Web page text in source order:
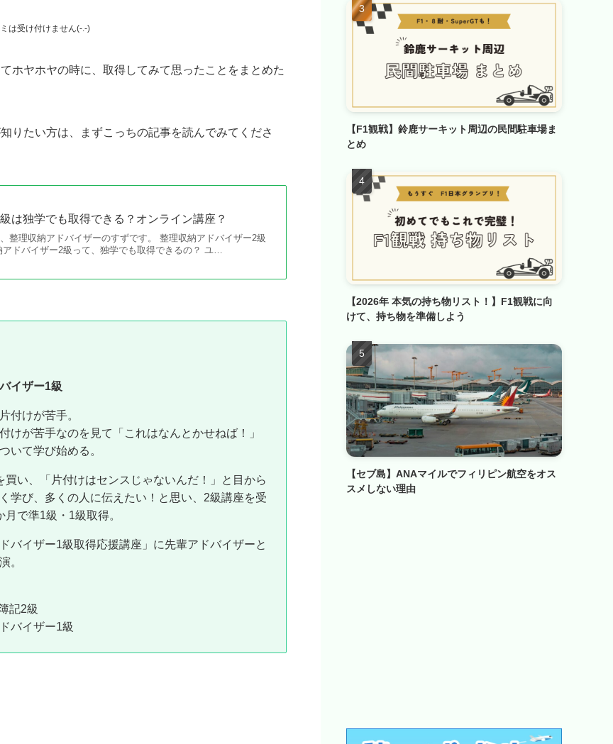
は受け付けません(-.-)
ホヤホヤの時に、取得してみて思ったことをまとめた
りたい方は、まずこっちの記事を読んでみてくださ
は独学でも取得できる？オンライン講座？
整理収納アドバイザーのすずです。 整理収納アドバイザー2級
ドバイザー2級って、独学でも取得できるの？ ユ…
イザー1級
付けが苦手。
けが苦手なのを見て「これはなんとかせねば！」
いて学び始める。
買い、「片付けはセンスじゃないんだ！」と目から
学び、多くの人に伝えたい！と思い、2級講座を受
で準1級・1級取得。
ドバイザー1級取得応援講座」に先輩アドバイザーと
。
記2級
バイザー1級
【F1観戦】鈴鹿サーキット周辺の民間駐車場ま
とめ
【2026年 本気の持ち物リスト！】F1観戦に向
けて、持ち物を準備しよう
【セブ島】ANAマイルでフィリピン航空をオス
スメしない理由